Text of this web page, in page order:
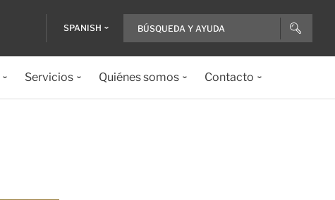
SPANISH
Servicios Quiénes somos Contacto